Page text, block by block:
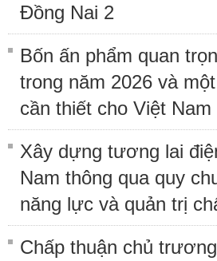
Đồng Nai 2
Bốn ấn phẩm quan
trong năm 2026 và
cần thiết cho Việt Nam
Xây dựng tương lai
Nam thông qua quy
năng lực và quản trị
Chấp thuận chủ